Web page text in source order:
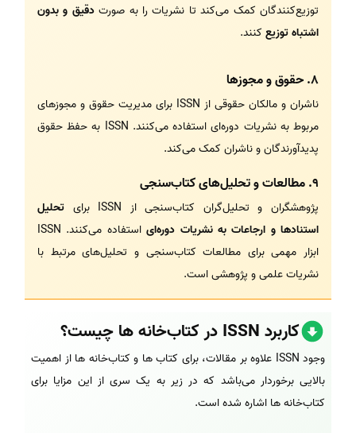
توزیع‌کنندگان کمک می‌کند تا نشریات را به صورتدقیق و بدون
اشتباه توزیع کنند.
8. حقوق و مجوزها
ناشران و مالکان حقوقی از ISSN برای مدیریت حقوق و مجوزهای
مربوط به نشریات دوره‌ای استفاده می‌کنند. ISSN به حفظ حقوق
پدیدآورندگان و ناشران کمک می‌کند.
9. مطالعات و تحلیل‌های کتاب‌سنجی
پژوهشگران و تحلیل‌گران کتاب‌سنجی از ISSN برای
تحلیل
استنادها و ارجاعات به نشریات دوره‌ای
استفاده می‌کنند. ISSN
ابزار مهمی برای مطالعات کتاب‌سنجی و تحلیل‌های مرتبط با
نشریات علمی و پژوهشی است.
کاربرد ISSN در کتاب‌خانه ها چیست؟
وجود ISSN علاوه بر مقالات، برای کتاب ها و کتاب‌خانه ها از اهمیت
بالایی برخوردار می‌باشد که در زیر به یک سری از این مزایا برای
کتاب‌خانه ها اشاره شده است.